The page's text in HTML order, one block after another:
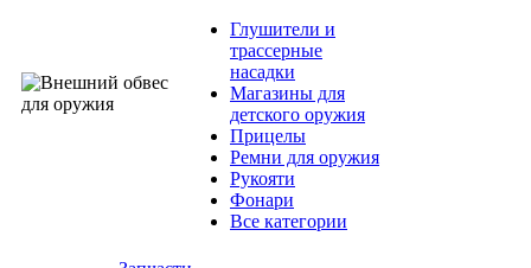
Глушители и
трассерные
насадки
Магазины для
детского оружия
Прицелы
Ремни для оружия
Рукояти
Фонари
Все категории